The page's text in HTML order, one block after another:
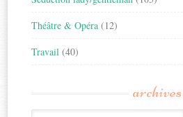
Théâtre & Opéra (12)
Travail (40)
archives